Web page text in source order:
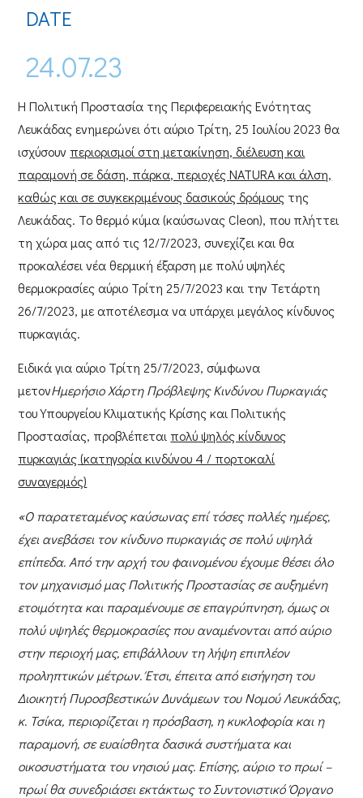
DATE
24.07.23
ΗΠολιτική Προστασία τηςΠεριφερειακής Ενότητας
Λευκάδαςενημερώνει ότι αύριο Τρίτη, 25 Ιουλίου 2023 θα
ισχύσουν περιορισμοί στη μετακίνηση, διέλευση και
παραμονή σε δάση, πάρκα, περιοχέςNATURA και άλση,
καθώς και σε συγκεκριμένους δασικούς δρόμους της
Λευκάδας. Τοθερμό κύμα (καύσωναςCleon), που πλήττει
τη χώρα μας από τις 12/7/2023, συνεχίζει και θα
προκαλέσεινέα θερμική έξαρση με πολύ υψηλές
θερμοκρασίες αύριο Τρίτη 25/7/2023 και την Τετάρτη
26/7/2023, με αποτέλεσμα να υπάρχειμεγάλος κίνδυνος
πυρκαγιάς.
Ειδικά για αύριο Τρίτη 25/7/2023, σύμφωνα
μετονΗμερήσιο Χάρτη Πρόβλεψης Κινδύνου Πυρκαγιάς
τουΥπουργείου Κλιματικής Κρίσης και Πολιτικής
Προστασίας, προβλέπεται πολύ ψηλός κίνδυνος
πυρκαγιάς (κατηγορία κινδύνου 4 / πορτοκαλί
συναγερμός)
«Ο παρατεταμένος καύσωνας επί τόσες πολλές ημέρες,
έχει ανεβάσει τον κίνδυνο πυρκαγιάς σε πολύ υψηλά
επίπεδα. Από την αρχή του φαινομένου έχουμε θέσει όλο
τον μηχανισμό μας Πολιτικής Προστασίας σε αυξημένη
ετοιμότητα και παραμένουμε σε επαγρύπνηση, όμως οι
πολύ υψηλές θερμοκρασίες που αναμένονται από αύριο
στην περιοχή μας, επιβάλλουν τη λήψη επιπλέον
προληπτικών μέτρων. Έτσι, έπειτα από εισήγηση του
Διοικητή Πυροσβεστικών Δυνάμεων του Νομού Λευκάδας,
κ. Τσίκα, περιορίζεται η πρόσβαση, η κυκλοφορία και η
παραμονή, σε ευαίσθητα δασικά συστήματα και
οικοσυστήματα του νησιού μας. Επίσης, αύριο το πρωί –
πρωί θα συνεδριάσει εκτάκτως το Συντονιστικό Όργανο